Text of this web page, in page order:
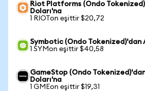
Riot Platforms (Ondo
Doları'na
1 RIOTon eşittir $20,72
Symbotic (Ondo Tokenized)'dan
1 SYMon eşittir $40,58
GameStop (Ondo
Doları'na
1 GMEon eşittir $19,31